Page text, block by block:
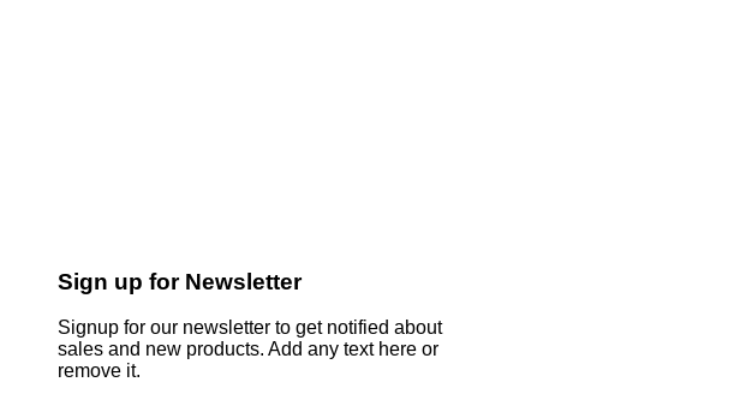
Sign up for Newsletter
Signup for our newsletter to get notified about
sales and new products. Add any text here or
remove it.